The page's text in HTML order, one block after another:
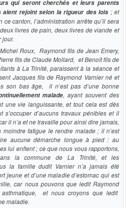
qui seront cherchés et leurs parents
aient rejoint selon la rigueur des lois ; et
ce canton, l’administration arrête qu’il sera
livres de pain, deux livres de viande et
jour.
Roux, Raymond fils de Jean Emery,
fils de Claude Mollard, et Benoît fils de
à La Trinité, paraissent à la séance et
Jacques fils de Raymond Varnier né et
son bas âge, il n’est pas d’une bonne
malade, ayant souvent des
une vie languissante, et tout cela est dès
d’aucuns travaux pénibles et il
il n’a et ne travaille pour ainsi dire jamais,
fatigue le rendre malade ; il n’est
aucune démarche longue à pied : au
lui enflent ; ce que nous vous rapportons,
la commune de La Trinité, et les
la famille dudit Varnier n’a jamais été
jeune et d’une maladie d’estomac qui est
car nous pouvons que ledit Raymond
et nous croyons que ledit
maladie.